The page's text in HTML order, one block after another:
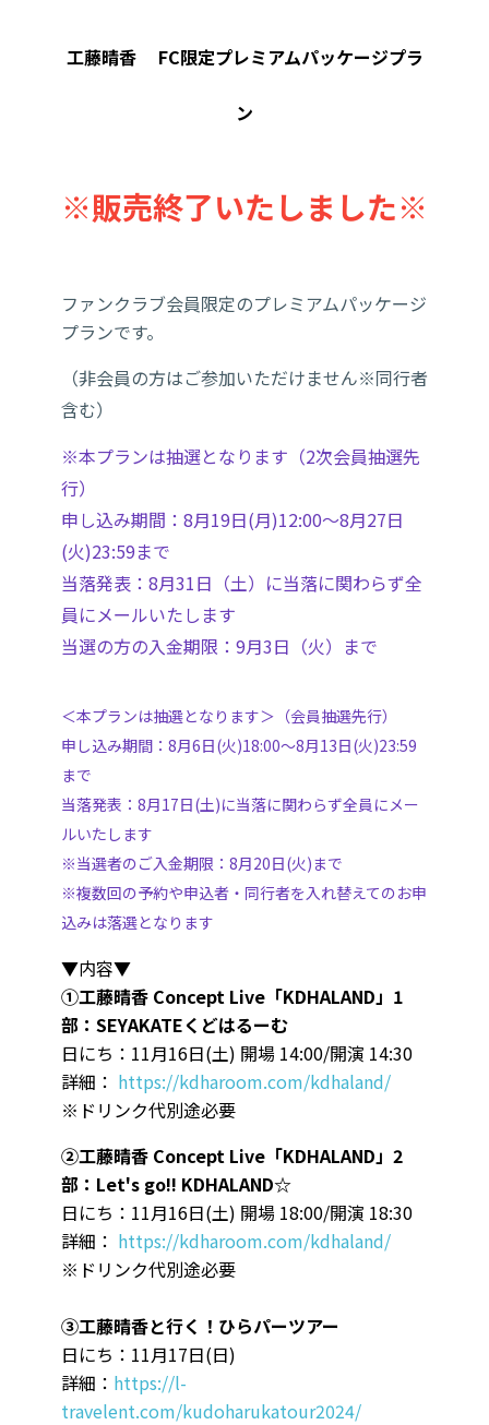
工藤晴香 FC限定プレミアムパッケージプラ
ン
※販売終了いたしました※
ファンクラブ会員限定のプレミアムパッケージ
プランです。
（非会員の方はご参加いただけません※同行者
含む）
※本プランは抽選となります（2次会員抽選先
行）
申し込み期間：8月19日(月)12:00～8月27日
(火)23:59まで
当落発表：8月31日（土）に当落に関わらず全
員にメールいたします
当選の方の入金期限：9月3日（火）まで
＜本プランは抽選となります＞ （会員抽選先行）
申し込み期間：8月6日(火)18:00～8月13日(火)23:59
まで
当落発表：8月17日(土)に当落に関わらず全員にメー
ルいたします
※当選者のご入金期限：8月20日(火)まで
※複数回の予約や申込者・同行者を入れ替えてのお申
込みは落選となります
▼内容▼
①工藤晴香 Concept Live「KDHALAND」1
部：SEYAKATEくどはるーむ
日にち：11月16日(土) 開場 14:00/開演 14:30
詳細： https://kdharoom.com/kdhaland/
※ドリンク代別途必要
②工藤晴香 Concept Live「KDHALAND」2
部：Let's go!! KDHALAND☆
日にち：11月16日(土) 開場 18:00/開演 18:30
詳細： https://kdharoom.com/kdhaland/
※ドリンク代別途必要
③工藤晴香と行く！ひらパーツアー
日にち：11月17日(日)
詳細： https://l-
travelent.com/kudoharukatour2024/